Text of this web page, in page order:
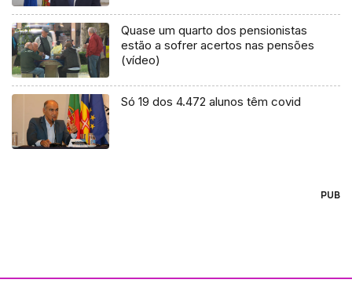
Quase um quarto dos pensionistas
estão a sofrer acertos nas pensões
(vídeo)
Só 19 dos 4.472 alunos têm covid
PUB